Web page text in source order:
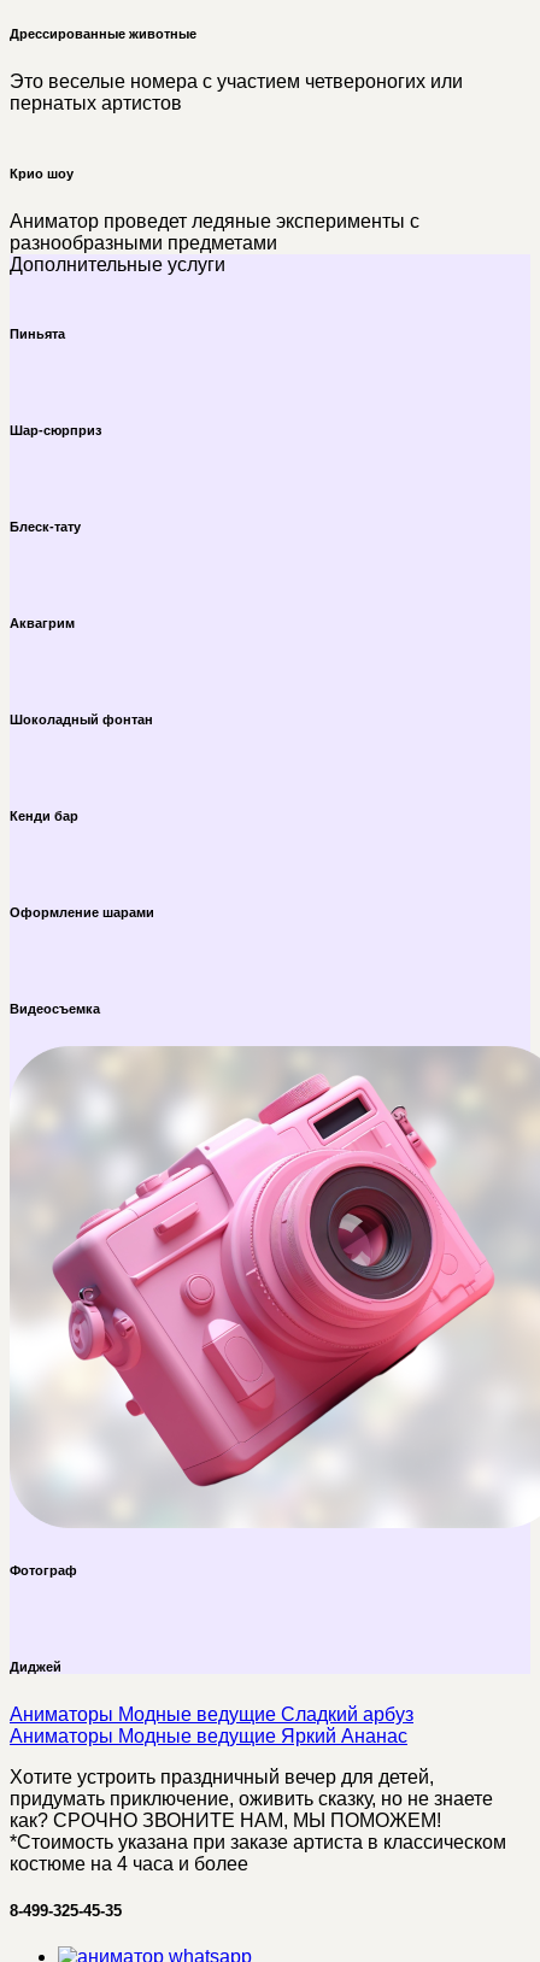
Дрессированные животные
Это веселые номера с участием четвероногих или
пернатых артистов
Крио шоу
Аниматор проведет ледяные эксперименты с
разнообразными предметами
Дополнительные услуги
Пиньята
Шар-сюрприз
Блеск-тату
Аквагрим
Шоколадный фонтан
Кенди бар
Оформление шарами
Видеосъемка
Фотограф
Диджей
Аниматоры Модные ведущие Сладкий арбуз
Аниматоры Модные ведущие Яркий Ананас
Хотите устроить праздничный вечер для детей,
придумать приключение, оживить сказку, но не знаете
как? СРОЧНО ЗВОНИТЕ НАМ, МЫ ПОМОЖЕМ!
*Стоимость указана при заказе артиста в классическом
костюме на 4 часа и более
8-499-325-45-35